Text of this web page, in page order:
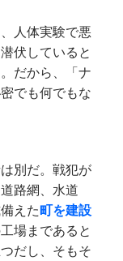
人体実験で悪
伏していると
だから、「ナ
でも何でもな
別だ。戦犯が
路網、水道
えた町を建設
場まであると
だし、そもそ